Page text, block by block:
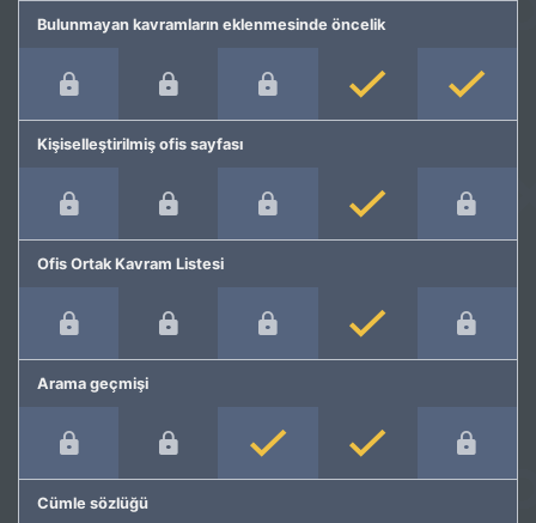
Bulunmayan kavramların eklenmesinde öncelik
Kişiselleştirilmiş ofis sayfası
Ofis Ortak Kavram Listesi
Arama geçmişi
Cümle sözlüğü